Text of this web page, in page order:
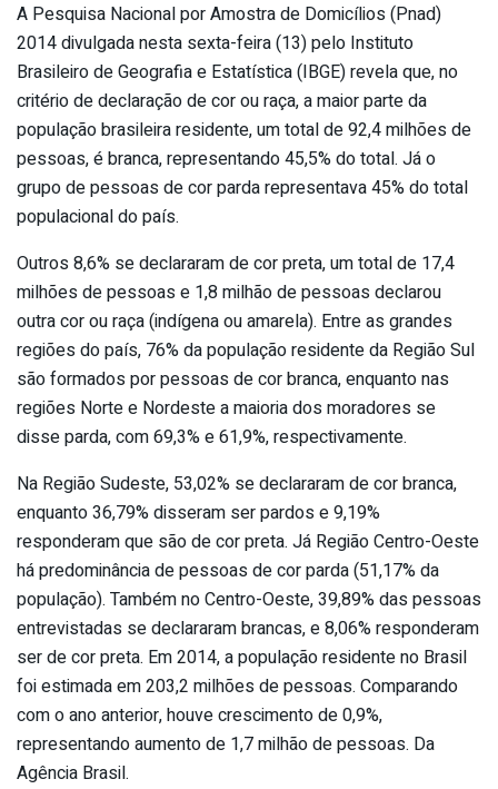
A Pesquisa Nacional por Amostra de Domicílios (Pnad)
2014 divulgada nesta sexta-feira (13) pelo Instituto
Brasileiro de Geografia e Estatística (IBGE) revela que, no
critério de declaração de cor ou raça, a maior parte da
população brasileira residente, um total de 92,4 milhões de
pessoas, é branca, representando 45,5% do total. Já o
grupo de pessoas de cor parda representava 45% do total
populacional do país.
Outros 8,6% se declararam de cor preta, um total de 17,4
milhões de pessoas e 1,8 milhão de pessoas declarou
outra cor ou raça (indígena ou amarela). Entre as grandes
regiões do país, 76% da população residente da Região Sul
são formados por pessoas de cor branca, enquanto nas
regiões Norte e Nordeste a maioria dos moradores se
disse parda, com 69,3% e 61,9%, respectivamente.
Na Região Sudeste, 53,02% se declararam de cor branca,
enquanto 36,79% disseram ser pardos e 9,19%
responderam que são de cor preta. Já Região Centro-Oeste
há predominância de pessoas de cor parda (51,17% da
população). Também no Centro-Oeste, 39,89% das pessoas
entrevistadas se declararam brancas, e 8,06% responderam
ser de cor preta. Em 2014, a população residente no Brasil
foi estimada em 203,2 milhões de pessoas. Comparando
com o ano anterior, houve crescimento de 0,9%,
representando aumento de 1,7 milhão de pessoas. Da
Agência Brasil.